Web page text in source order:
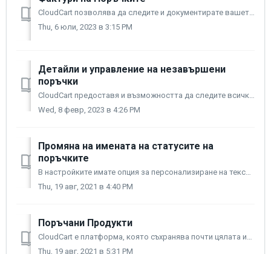
CloudCart позволява да следите и документирате вашето фактуриране и ви помага да имате обективна представа за продажбите си. Активиране на Фактурите Вл...
Thu, 6 юли, 2023 в 3:15 PM
Детайли и управление на незавършени
поръчки
CloudCart предоставя и възможността да следите всички незавършени поръчки в магазина си. Тази функционалност ви предоставя многобройни опции да увеличите пр...
Wed, 8 февр, 2023 в 4:26 PM
Промяна на имената на статусите на
поръчките
В настройките имате опция за персонализиране на текстовите полета за Статуси на сайта си. Можете да ги ползвате за яснота или комфорт. Имате възможността да...
Thu, 19 авг, 2021 в 4:40 PM
Поръчани Продукти
CloudCart е платформа, която съхранява почти цялата информация, минаваща през нея. Това включва и всички поръчани продукти, както и тяхното количество. А...
Thu, 19 авг, 2021 в 5:31 PM